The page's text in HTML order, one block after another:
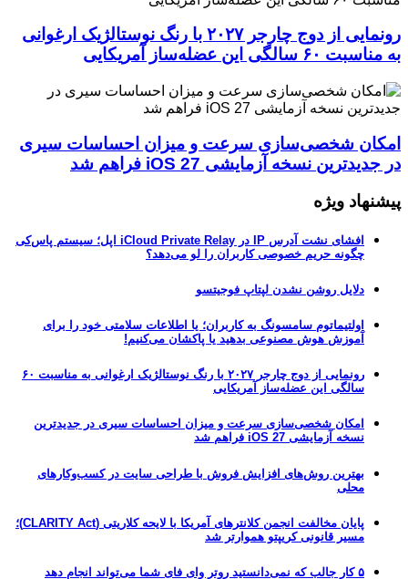
رونمایی از دوج چارجر ۲۰۲۷ با رنگ نوستالژیک ارغوانی
به مناسبت ۶۰ سالگی این عضله‌ساز آمریکایی
امکان شخصی‌سازی سرعت و میزان احساسات سیری
در جدیدترین نسخه آزمایشی iOS 27 فراهم شد
پیشنهاد ویژه
افشای نشت آدرس IP در iCloud Private Relay اپل؛ سیستم پاس‌کی
چگونه حریم خصوصی کاربران را لو می‌دهد؟
دلایل روشن نشدن لپتاپ فوجیتسو
اولتیماتوم سامسونگ به کاربران؛ یا اطلاعات سلامتی خود را برای
آموزش هوش مصنوعی بدهید یا پاکشان می‌کنیم!
رونمایی از دوج چارجر ۲۰۲۷ با رنگ نوستالژیک ارغوانی به مناسبت ۶۰
سالگی این عضله‌ساز آمریکایی
امکان شخصی‌سازی سرعت و میزان احساسات سیری در جدیدترین
نسخه آزمایشی iOS 27 فراهم شد
بهترین روش‌های افزایش فروش با طراحی سایت در کسب‌وکارهای
محلی
پایان مخالفت انجمن کلانترهای آمریکا با لایحه کلاریتی (CLARITY Act)؛
مسیر قانونی کریپتو هموارتر شد
۵ کار جالب که نمی‌دانستید روتر وای فای شما می‌تواند انجام دهد